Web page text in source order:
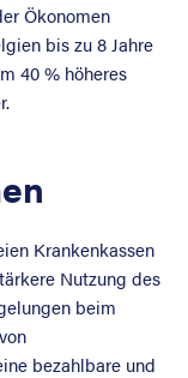
Ökonomen
bis zu 8 Jahre
40 % höheres
Krankenkassen
Nutzung des
beim
bezahlbare und